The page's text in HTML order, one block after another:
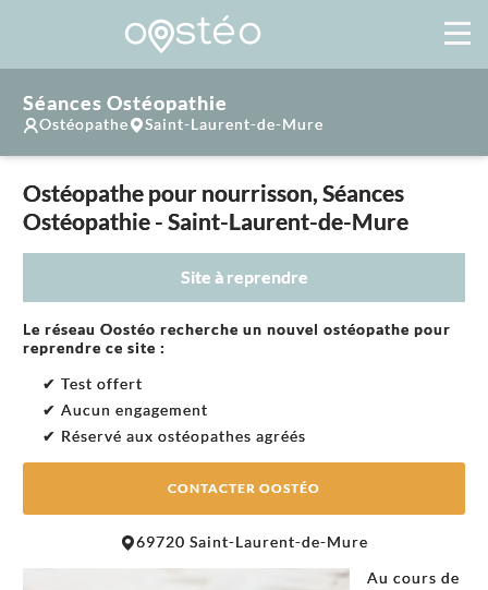
Séances Ostéopathie
Ostéopathe Saint-Laurent-de-Mure
Ostéopathe pour nourrisson, Séances
Ostéopathie - Saint-Laurent-de-Mure
Site à reprendre
Le réseau Oostéo recherche un nouvel ostéopathe pour
reprendre ce site :
✔ Test offert
✔ Aucun engagement
✔ Réservé aux ostéopathes agréés
CONTACTER OOSTÉO
69720 Saint-Laurent-de-Mure
Au cours de